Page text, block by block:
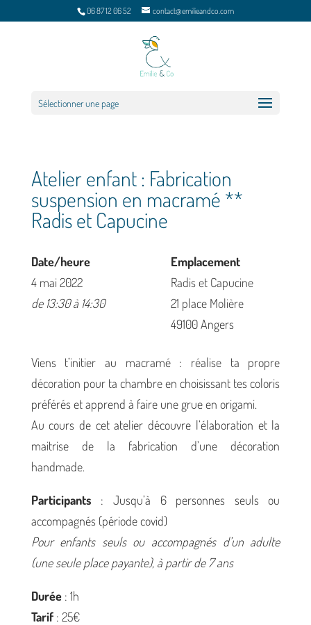
06 87 12 06 52 contact@emilieandco.com
Sélectionner une page
Atelier enfant : Fabrication
suspension en macramé **
Radis et Capucine
Date/heure
4 mai 2022
de 13:30 à 14:30
Emplacement
Radis et Capucine
21 place Molière
49100 Angers
Viens t’initier au macramé : réalise ta propre
décoration pour ta chambre en choisissant tes coloris
préférés et apprend à faire une grue en origami.
Au cours de cet atelier découvre l’élaboration et la
maitrise de la fabrication d’une décoration
handmade.
Participants : Jusqu’à 6 personnes seuls ou
accompagnés (période covid)
Pour enfants seuls ou accompagnés d’un adulte
(une seule place payante), à partir de 7 ans
Durée: 1h
Tarif : 25€